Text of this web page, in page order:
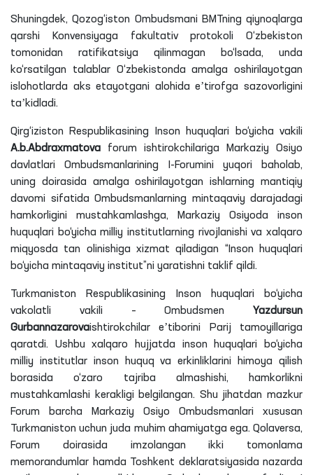
Shuningdek, Qozog‘iston Ombudsmani BMTning qiynoqlarga
qarshi Konvensiyaga fakultativ protokoli O‘zbekiston
tomonidan ratifikatsiya qilinmagan bo‘lsada, unda
ko‘rsatilgan talablar O‘zbekistonda amalga oshirilayotgan
islohotlarda aksetayotgani alohida eʼtirofga sazovorligini
taʼkidladi.
Qirg‘iziston Respublikasining Inson huquqlari bo‘yicha vakili
A.b.Abdraxmatova forum ishtirokchilariga Markaziy Osiyo
davlatlari Ombudsmanlarining I-Forumini yuqori baholab,
uning doirasida amalga oshirilayotgan ishlarning mantiqiy
davomi sifatida Ombudsmanlarning mintaqaviy darajadagi
hamkorligini mustahkamlashga, Markaziy Osiyoda inson
huquqlari bo‘yicha milliy institutlarning rivojlanishi va xalqaro
miqyosda tan olinishiga xizmat qiladigan “Inson huquqlari
bo‘yicha mintaqaviy institut”ni yaratishni taklif qildi.
Turkmaniston Respublikasining Inson huquqlari bo‘yicha
vakolatli vakili –Ombudsmen
Yazdursun
Gurbannazarovaishtirokchilar eʼtiborini Parij tamoyillariga
qaratdi. Ushbu xalqaro hujjatda inson huquqlari bo‘yicha
milliy institutlar inson huquq va erkinliklarini himoya qilish
borasida o‘zaro tajriba almashishi, hamkorlikni
mustahkamlashi kerakligi belgilangan. Shu jihatdan mazkur
Forum barcha Markaziy Osiyo Ombudsmanlari xususan
Turkmaniston uchun juda muhim ahamiyatga ega. Qolaversa,
Forum doirasida imzolangan ikki tomonlama
memorandumlar hamda Toshkent deklaratsiyasida nazarda